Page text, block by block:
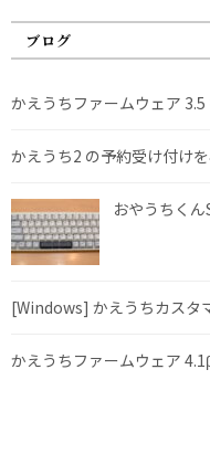
ブログ
かえうちファームウェア
かえうち2 の予約受け付け
おやうちく
[Windows] かえうちカスタ
かえうちファームウェア